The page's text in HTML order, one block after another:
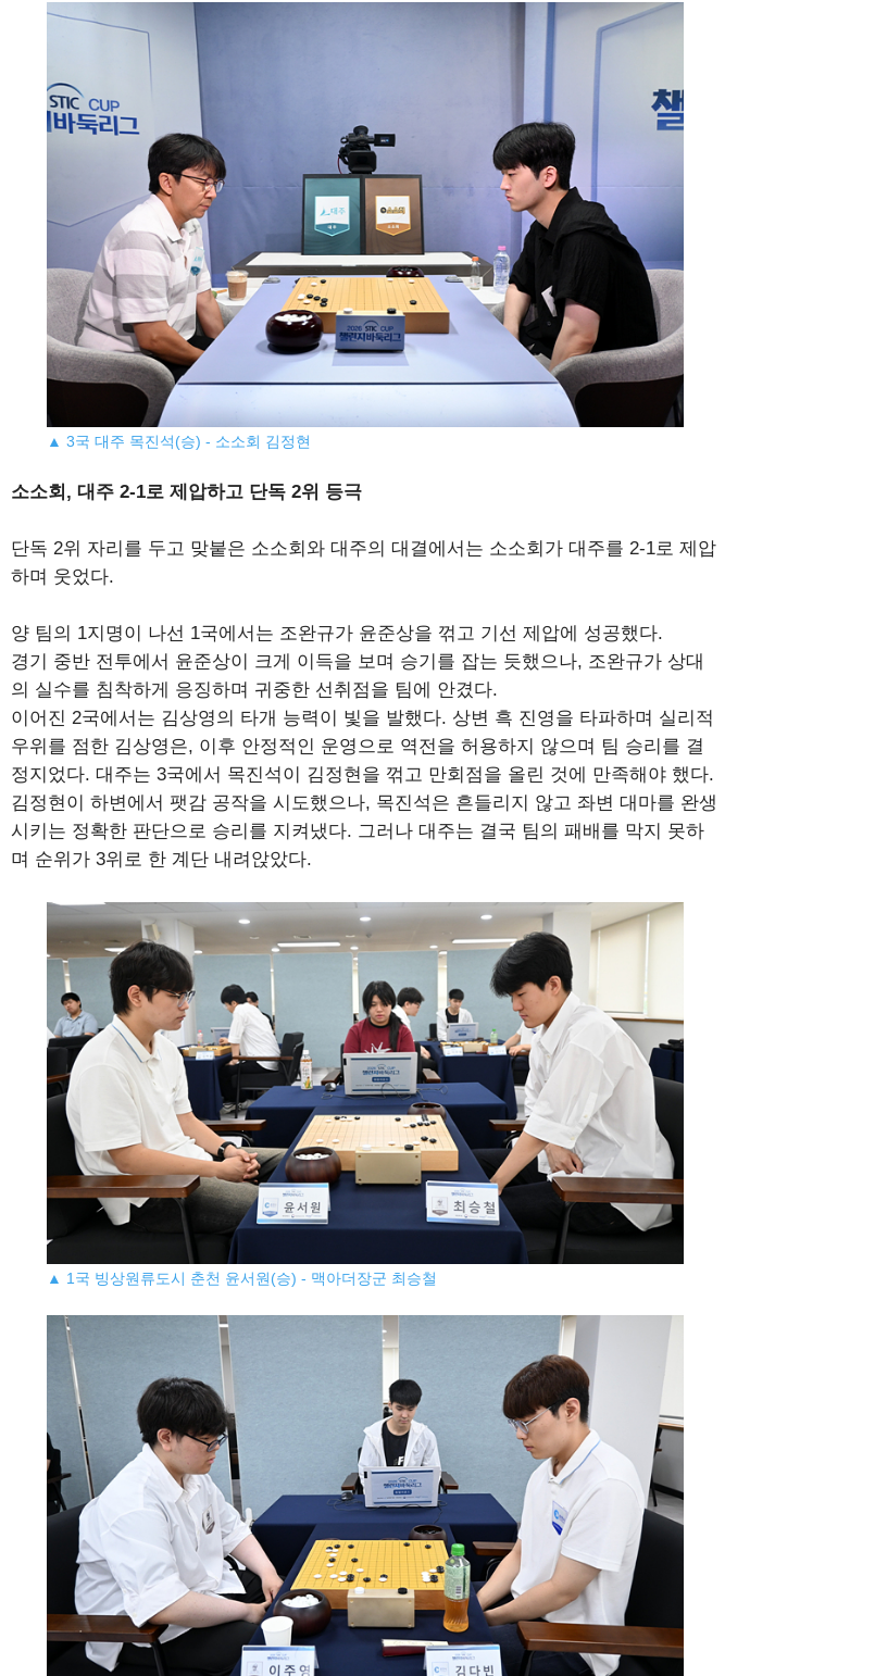
▲ 3국 대주 목진석(승) - 소소회 김정현
소소회, 대주 2-1로 제압하고 단독 2위 등극
단독 2위 자리를 두고 맞붙은 소소회와 대주의 대결에서는 소소회가 대주를 2-1로 제압
하며 웃었다.
양 팀의 1지명이 나선 1국에서는 조완규가 윤준상을 꺾고 기선 제압에 성공했다.
경기 중반 전투에서 윤준상이 크게 이득을 보며 승기를 잡는 듯했으나, 조완규가 상대
의 실수를 침착하게 응징하며 귀중한 선취점을 팀에 안겼다.
이어진 2국에서는 김상영의 타개 능력이 빛을 발했다. 상변 흑 진영을 타파하며 실리적
우위를 점한 김상영은, 이후 안정적인 운영으로 역전을 허용하지 않으며 팀 승리를 결
정지었다. 대주는 3국에서 목진석이 김정현을 꺾고 만회점을 올린 것에 만족해야 했다.
김정현이 하변에서 팻감 공작을 시도했으나, 목진석은 흔들리지 않고 좌변 대마를 완생
시키는 정확한 판단으로 승리를 지켜냈다. 그러나 대주는 결국 팀의 패배를 막지 못하
며 순위가 3위로 한 계단 내려앉았다.
▲ 1국 빙상원류도시 춘천 윤서원(승) - 맥아더장군 최승철